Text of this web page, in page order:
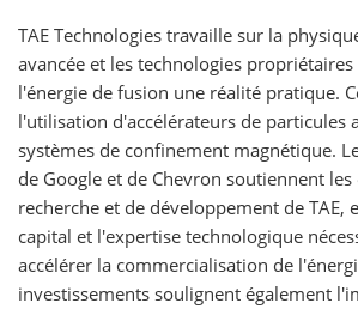
TAE Technologies travaille sur la
avancée et les technologies
l'énergie de fusion une réalité pratique.
l'utilisation d'accélérateurs de particules
systèmes de confinement magnétique.
de Google et de Chevron soutiennent
recherche et de développement de TAE,
capital et l'expertise technologique
accélérer la commercialisation de
investissements soulignent également